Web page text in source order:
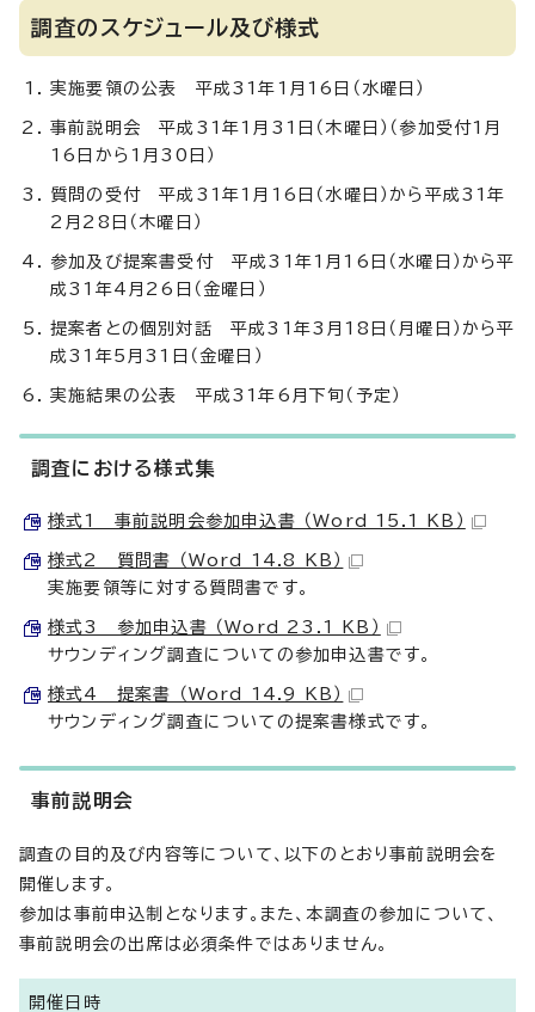
調査のスケジュール及び様式
実施要領の公表 平成31年1月16日（水曜日）
事前説明会 平成31年1月31日（木曜日）（参加受付1月
16日から1月30日）
質問の受付 平成31年1月16日（水曜日）から平成31年
2月28日（木曜日）
参加及び提案書受付 平成31年1月16日（水曜日）から平
成31年4月26日（金曜日）
提案者との個別対話 平成31年3月18日（月曜日）から平
成31年5月31日（金曜日）
実施結果の公表 平成31年6月下旬（予定）
調査における様式集
様式1 事前説明会参加申込書 （Word 15.1 KB）
様式2 質問書 （Word 14.8 KB）
実施要領等に対する質問書です。
様式3 参加申込書 （Word 23.1 KB）
サウンディング調査についての参加申込書です。
様式4 提案書 （Word 14.9 KB）
サウンディング調査についての提案書様式です。
事前説明会
調査の目的及び内容等について、以下のとおり事前説明会を
開催します。
参加は事前申込制となります。また、本調査の参加について、
事前説明会の出席は必須条件ではありません。
開催日時